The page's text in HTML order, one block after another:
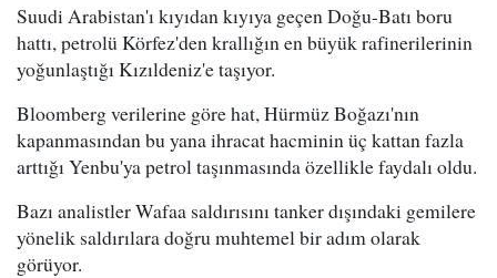
Suudi Arabistan'ı kıyıdan kıyıya geçen Doğu-Batı boru
hattı, petrolü Körfez'den krallığın en büyük rafinerilerinin
yoğunlaştığı Kızıldeniz'e taşıyor.
Bloomberg verilerine göre hat, Hürmüz Boğazı'nın
kapanmasından bu yana ihracat hacminin üç kattan fazla
arttığı Yenbu'ya petrol taşınmasında özellikle faydalı oldu.
Bazı analistler Wafaa saldırısını tanker dışındaki gemilere
yönelik saldırılara doğru muhtemel bir adım olarak
görüyor.